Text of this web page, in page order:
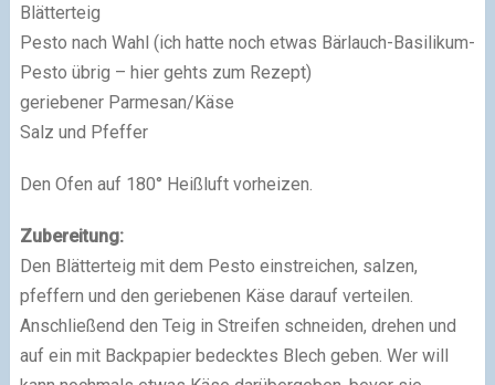
Blätterteig
Pesto nach Wahl (ich hatte noch etwas Bärlauch-Basilikum-
Pesto übrig – hier gehts zum Rezept)
geriebener Parmesan/Käse
Salz und Pfeffer
Den Ofen auf 180° Heißluft vorheizen.
Zubereitung:
Den Blätterteig mit dem Pesto einstreichen, salzen,
pfeffern und den geriebenen Käse darauf verteilen.
Anschließend den Teig in Streifen schneiden, drehen und
auf ein mit Backpapier bedecktes Blech geben. Wer will